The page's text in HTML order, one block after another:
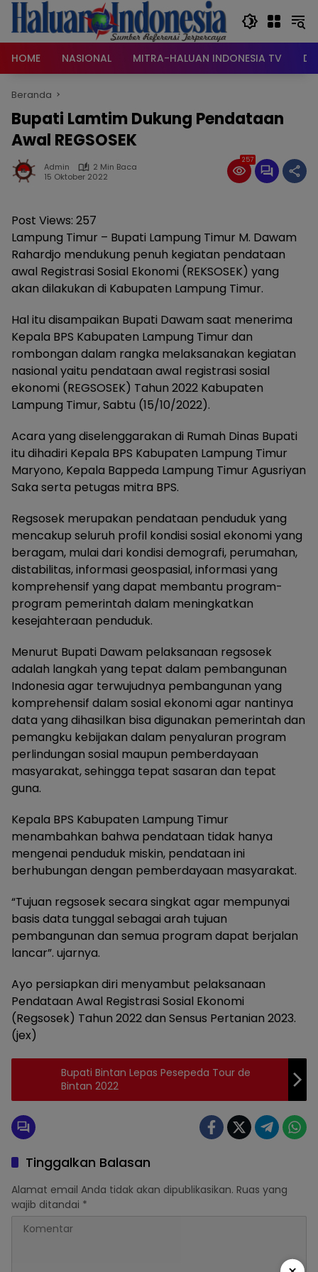
Langsung
konten
HOME
NASIONAL MITRA-HALUAN INDONESIA TV
Beranda
Bupati Lamtim Dukung Pendataan
Awal REGSOSEK
Admin
2 Min Baca
15 Oktober 2022
257
Post Views: 257
Lampung Timur – Bupati Lampung Timur M. Dawam
Rahardjo mendukung penuh kegiatan pendataan
awal Registrasi Sosial Ekonomi (REKSOSEK) yang
akan dilakukan di Kabupaten Lampung Timur.
Hal itu disampaikan Bupati Dawam saat menerima
Kepala BPS Kabupaten Lampung Timur dan
rombongan dalam rangka melaksanakan kegiatan
nasional yaitu pendataan awal registrasi sosial
ekonomi (REGSOSEK) Tahun 2022 Kabupaten
Lampung Timur, Sabtu (15/10/2022).
Acara yang diselenggarakan di Rumah Dinas Bupati
itu dihadiri Kepala BPS Kabupaten Lampung Timur
Maryono, Kepala Bappeda Lampung Timur Agusriyan
Saka serta petugas mitra BPS.
Regsosek merupakan pendataan penduduk yang
mencakup seluruh profil kondisi sosial ekonomi yang
beragam, mulai dari kondisi demografi, perumahan,
distabilitas, informasi geospasial, informasi yang
komprehensif yang dapat membantu program-
program pemerintah dalam meningkatkan
kesejahteraan penduduk.
Menurut Bupati Dawam pelaksanaan regsosek
adalah langkah yang tepat dalam pembangunan
Indonesia agar terwujudnya pembangunan yang
komprehensif dalam sosial ekonomi agar nantinya
data yang dihasilkan bisa digunakan pemerintah dan
pemangku kebijakan dalam penyaluran program
perlindungan sosial maupun pemberdayaan
masyarakat, sehingga tepat sasaran dan tepat
guna.
Kepala BPS Kabupaten Lampung Timur
menambahkan bahwa pendataan tidak hanya
mengenai penduduk miskin, pendataan ini
berhubungan dengan pemberdayaan masyarakat.
“Tujuan regsosek secara singkat agar mempunyai
basis data tunggal sebagai arah tujuan
pembangunan dan semua program dapat berjalan
lancar”. ujarnya.
Ayo persiapkan diri menyambut pelaksanaan
Pendataan Awal Registrasi Sosial Ekonomi
(Regsosek) Tahun 2022 dan Sensus Pertanian 2023.
(jex)
Bupati Bintan Lepas Pesepeda Tour de
Bintan 2022
Tinggalkan Balasan
Alamat email Anda tidak akan dipublikasikan. Ruas yang
wajib ditandai *